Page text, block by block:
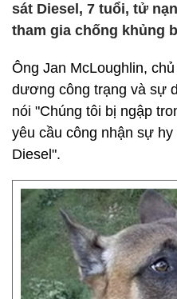
sát Diesel, 7 tuổi, tử
tham gia chống khủng
Ông Jan McLoughlin,
dương công trạng và sự
nói "Chúng tôi bị ngập
yêu cầu công nhận sự
Diesel".